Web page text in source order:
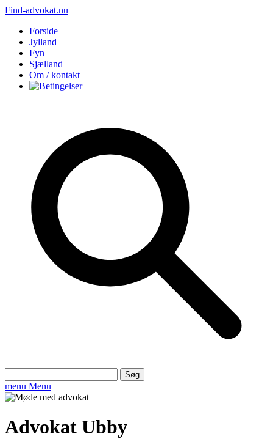
Find-advokat.nu
Forside
Jylland
Fyn
Sjælland
Om / kontakt
efter:
menu Menu
Advokat Ubby